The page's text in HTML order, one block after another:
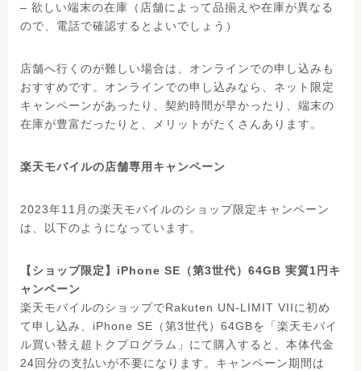
– 欲しい端末の在庫（店舗によって品揃えや在庫が異なる
ので、電話で確認するとよいでしょう）
店舗へ行くのが難しい場合は、オンラインでの申し込みも
おすすめです。オンラインでの申し込みなら、ネット限定
キャンペーンがあったり、契約時間が早かったり、端末の
在庫が豊富だったりと、メリットがたくさんあります。
楽天モバイルの店舗専用キャンペーン
2023年11月の楽天モバイルのショップ限定キャンペーン
は、以下のようになっています。
【ショップ限定】iPhone SE（第3世代）64GB 実質1円キ
ャンペーン
楽天モバイルのショップでRakuten UN-LIMIT VIIに初め
て申し込み、iPhone SE（第3世代）64GBを「楽天モバイ
ル買い替え超トクプログラム」にて購入すると、本体代金
24回分の支払いが不要になります。キャンペーン期間は